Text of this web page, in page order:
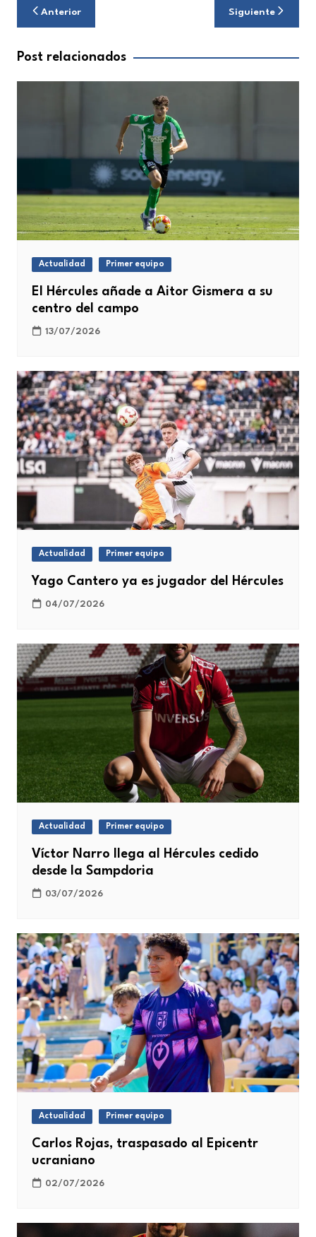
Navegación
de
entradas
Anterior Siguiente
Post relacionados
Actualidad Primer equipo
El Hércules añade a Aitor Gismera a su
centro del campo
13/07/2026
Actualidad Primer equipo
Yago Cantero ya es jugador del Hércules
04/07/2026
Actualidad Primer equipo
Víctor Narro llega al Hércules cedido
desde la Sampdoria
03/07/2026
Actualidad Primer equipo
Carlos Rojas, traspasado al Epicentr
ucraniano
02/07/2026